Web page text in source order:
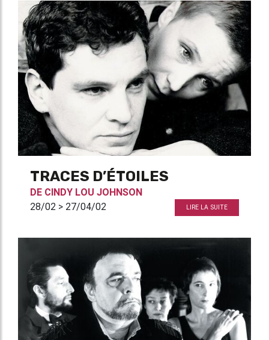
TRACES D’ÉTOILES
DE CINDY LOU JOHNSON
28/02 > 27/04/02
LIRE LA SUITE